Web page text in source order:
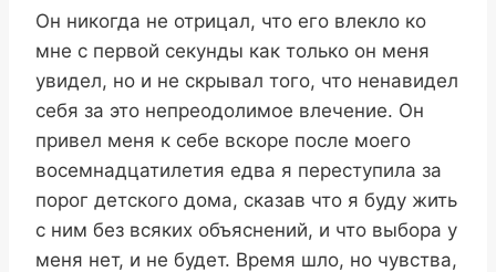
Он никогда не отрицал, что его влекло ко
мне с первой секунды как только он меня
увидел, но и не скрывал того, что ненавидел
себя за это непреодолимое влечение. Он
привел меня к себе вскоре после моего
восемнадцатилетия едва я переступила за
порог детского дома, сказав что я буду жить
с ним без всяких объяснений, и что выбора у
меня нет, и не будет. Время шло, но чувства,